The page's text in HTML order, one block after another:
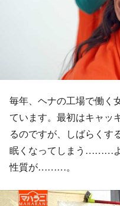
毎年、ヘナの工場で働く
ています。最初はキャッ
るのですが、しばらくす
眠くなってしまう………
性質が………。